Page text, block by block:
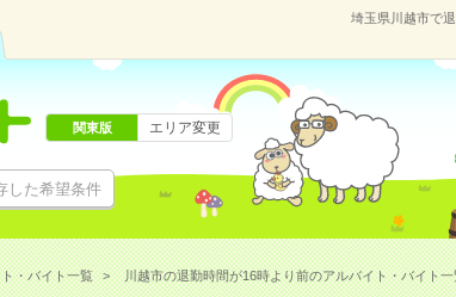
埼玉県川越市で
した希望条件
関東版 エリア変更
・バイト一覧 川越市の退勤時間が16時より前のアルバイト・バイト一